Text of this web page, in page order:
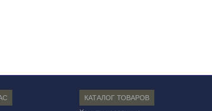
КАТАЛОГ ТОВАРОВ